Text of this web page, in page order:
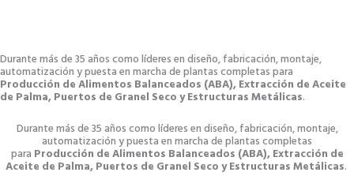
Durante más de 35 años como líderes en diseño, fabricación, montaje,
automatización y puesta en marcha de plantas completas para
Producción de Alimentos Balanceados (ABA), Extracción de Aceite
de Palma, Puertos de Granel Seco y Estructuras Metálicas.
Durante más de 35 años como líderes en diseño, fabricación, montaje,
automatización y puesta en marcha de plantas completas
para Producción de Alimentos Balanceados (ABA), Extracción de
Aceite de Palma, Puertos de Granel Seco y Estructuras Metálicas.